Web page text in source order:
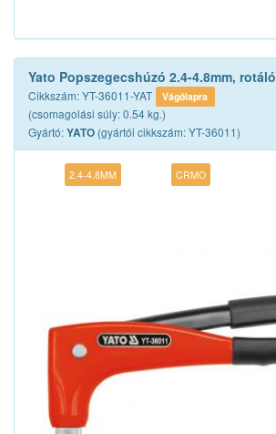
Yato Popszegecshúzó 2.4-4.8mm, rotáló
Cikkszám: YT-36011-YAT Vágólapra
(csomagolási súly: 0.54 kg.)
Gyártó:YATO (gyártói cikkszám: YT-36011)
2.4-4.8MM CRMO